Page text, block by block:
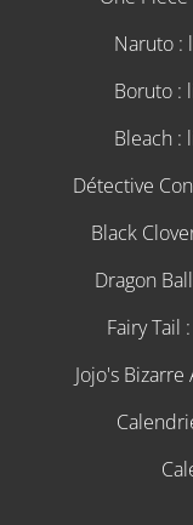
Naruto :
Boruto :
Bleach :
Détective
Black
Dragon
Fairy Tail
Jojo's